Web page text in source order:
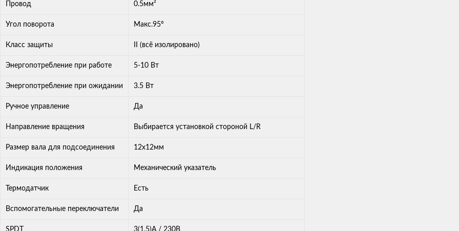
Провод 0.5мм²
Угол поворота Макс.95º
Класс защиты II (всё изолировано)
Энергопотребление при работе 5-10 Вт
Энергопотребление при ожидании 3.5 Вт
Ручное управление Да
Направление вращения Выбирается установкой стороной L/R
Размер вала для подсоединения 12х12мм
Индикация положения Механический указатель
Термодатчик Есть
Вспомогательные переключатели Да
SPDT 3(1.5)A / 230В